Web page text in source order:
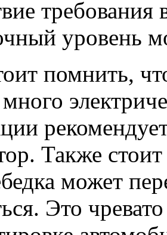
уровень
помнить,
Также
может
Это